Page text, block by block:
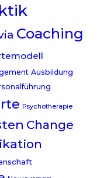
Coaching
Ausbildung
Psychotherapie
Change